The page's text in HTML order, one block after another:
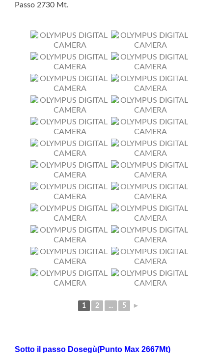
Passo 2730 Mt.
1 2 ... 5 ►
Sotto il passo Dosegù(Punto Max 2667Mt)